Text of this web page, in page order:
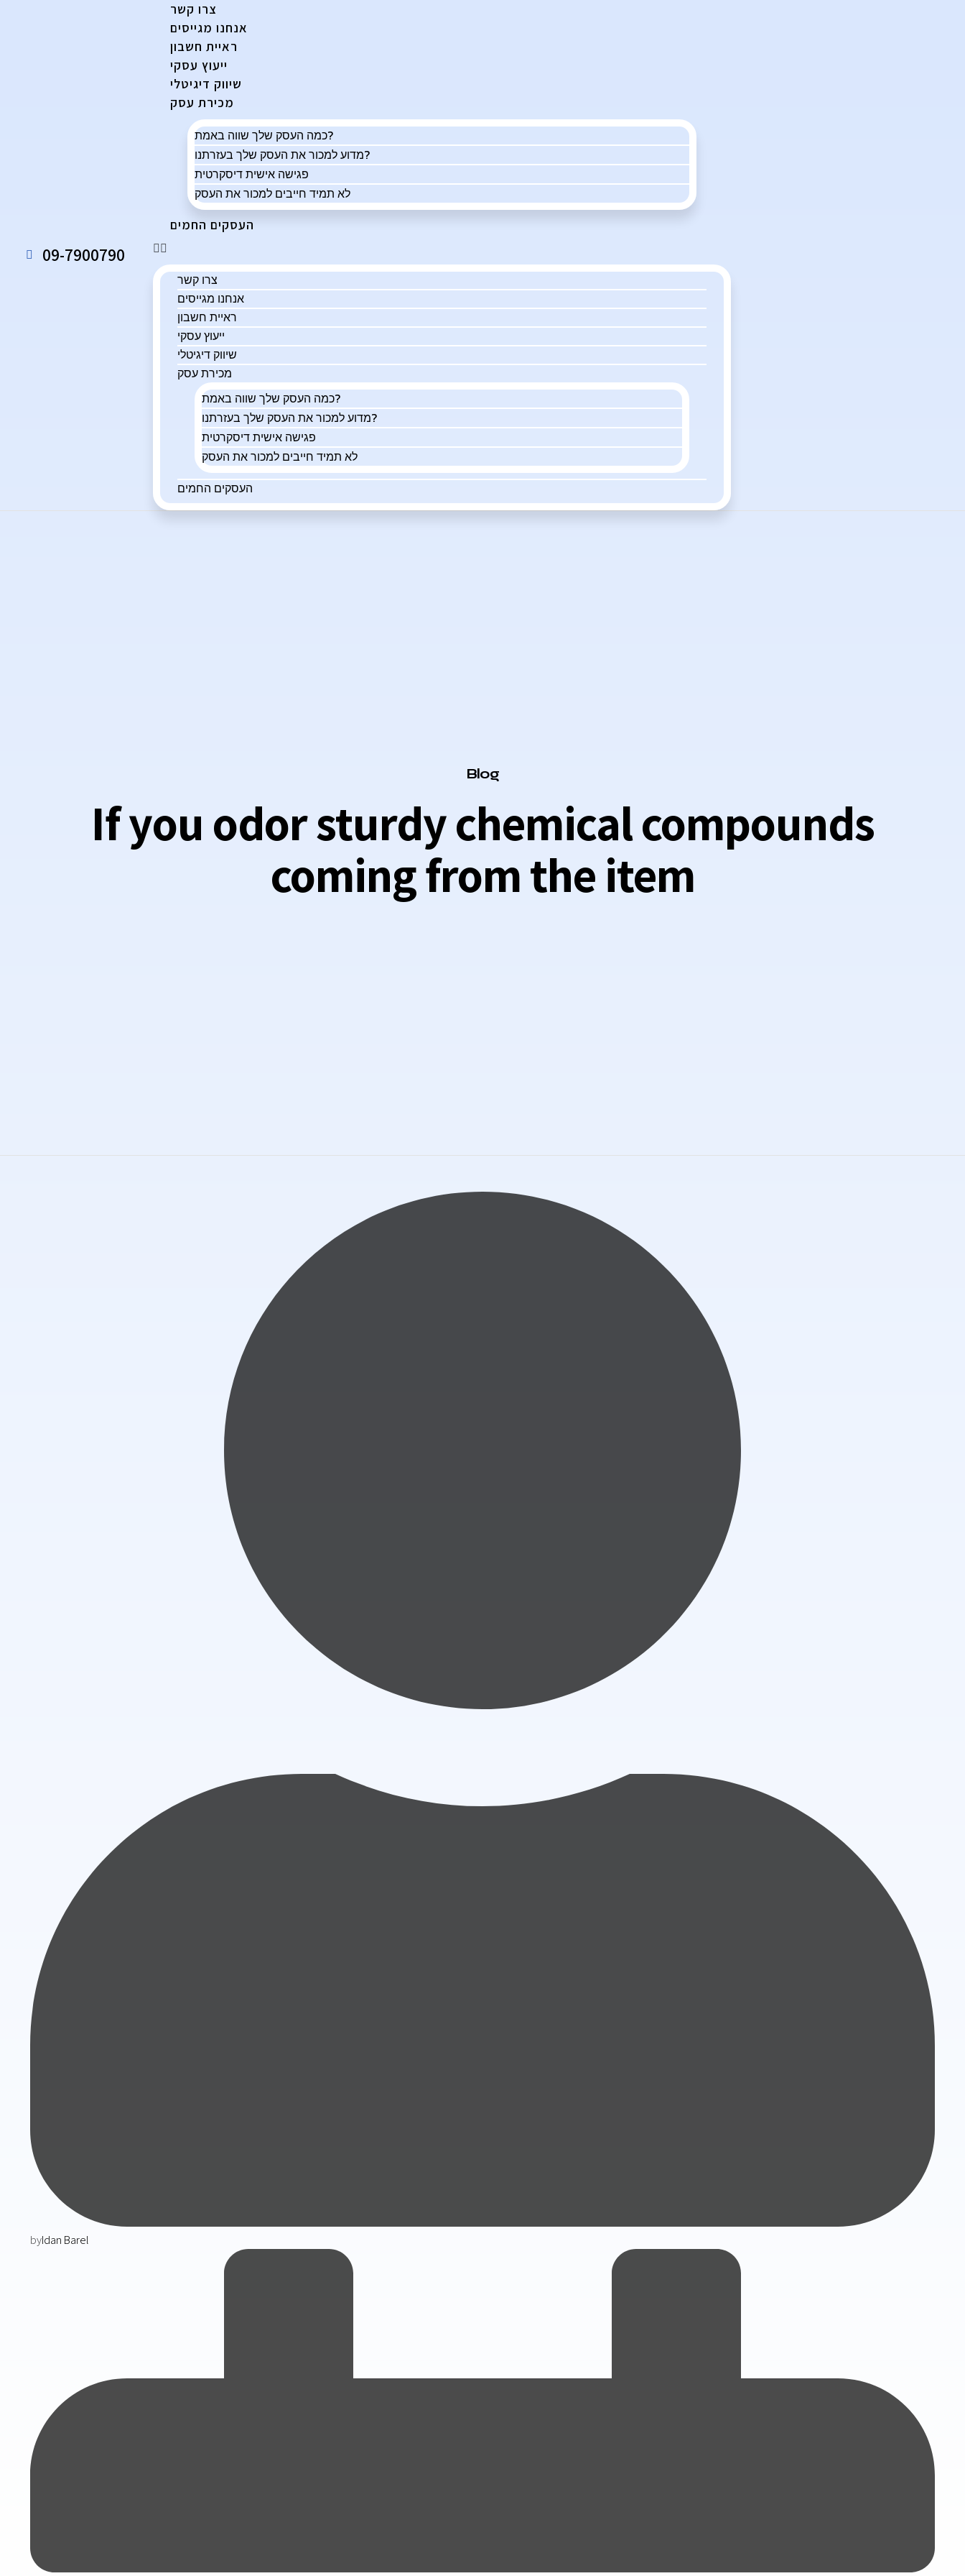
09-7900790
צרו קשר
אנחנו מגייסים
ראיית חשבון
ייעוץ עסקי
שיווק דיגיטלי
מכירת עסק
כמה העסק שלך שווה באמת?
מדוע למכור את העסק שלך בעזרתנו?
פגישה אישית דיסקרטית
לא תמיד חייבים למכור את העסק
העסקים החמים
צרו קשר
אנחנו מגייסים
ראיית חשבון
ייעוץ עסקי
שיווק דיגיטלי
מכירת עסק
כמה העסק שלך שווה באמת?
מדוע למכור את העסק שלך בעזרתנו?
פגישה אישית דיסקרטית
לא תמיד חייבים למכור את העסק
העסקים החמים
If you odor sturdy chemical compounds
coming from the item
Category
Blog
byIdan Barel